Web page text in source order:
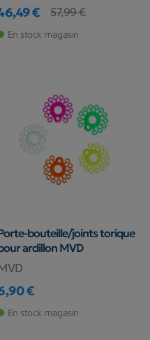
Prix
€
Prix de base
57,99 €
En stock magasin
bouteille/joints torique
ardillon MVD
Prix
€
En stock magasin